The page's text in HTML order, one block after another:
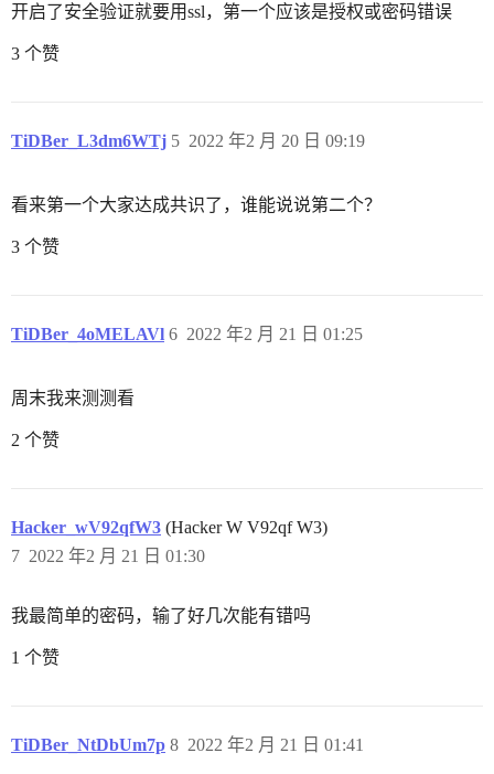
开启了安全验证就要用ssl，第一个应该是授权或密码错误
3 个赞
TiDBer_L3dm6WTj 2022 年2 月 20 日 09:19
5
看来第一个大家达成共识了，谁能说说第二个？
3 个赞
TiDBer_4oMELAVl 2022 年2 月 21 日 01:25
6
周末我来测测看
2 个赞
Hacker_wV92qfW3 (Hacker W V92qf W3)
2022 年2 月 21 日 01:30
7
我最简单的密码，输了好几次能有错吗
1 个赞
TiDBer_NtDbUm7p 2022 年2 月 21 日 01:41
8